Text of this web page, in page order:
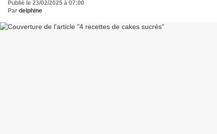
Publié le 23/02/2025 à 07:00
Par delphine